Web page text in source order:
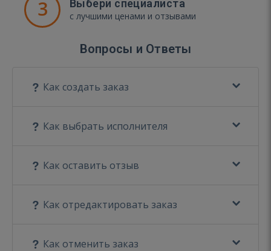
3 Выбери специалиста
с лучшими ценами и отзывами
Вопросы и Ответы
Как создать заказ
Как выбрать исполнителя
Как оставить отзыв
Как отредактировать заказ
Как отменить заказ